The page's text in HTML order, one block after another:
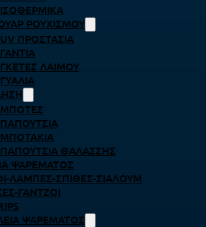
ΙΣΟΘΕΡΜΙΚΆ
ΡΟΥΧΙΣΜΟΎ
UV ΠΡΟΣΤΑΣΊΑ
ΓΆΝΤΙΑ
ΓΚΈΤΕΣ ΛΑΊΜΟΥ
ΓΥΑΛΙΆ
ΜΠΌΤΕΣ
ΠΑΠΟΎΤΣΙΑ
ΜΠΟΤΆΚΙΑ
ΠΑΠΟΎΤΣΙΑ ΘΑΛΆΣΣΗΣ
ΨΑΡΈΜΑΤΟΣ
ΛΆΜΠΕΣ-ΣΠΊΘΕΣ-ΣΊΑΛΟΥΜ
ΓΆΝΤΖΟΙ
ΨΑΡΈΜΑΤΟΣ